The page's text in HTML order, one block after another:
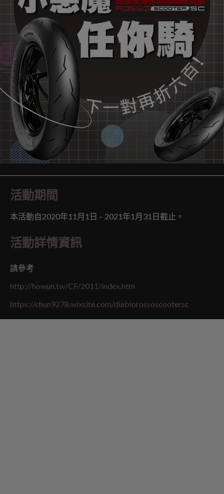
活動期間
本活動自2020年11月1日 – 2021年1月31日截止。
活動詳情資訊
請參考
http://howun.tw/CF/2011/index.htm
https://chun9278.wixsite.com/diablorossoscootersc